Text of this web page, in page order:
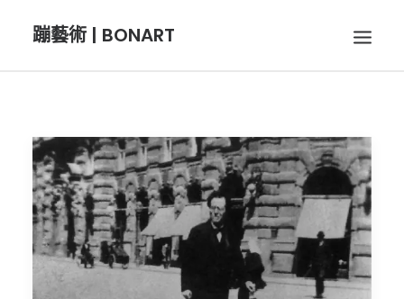
蹦藝術 | BONART
BON呼吸
BON攝影